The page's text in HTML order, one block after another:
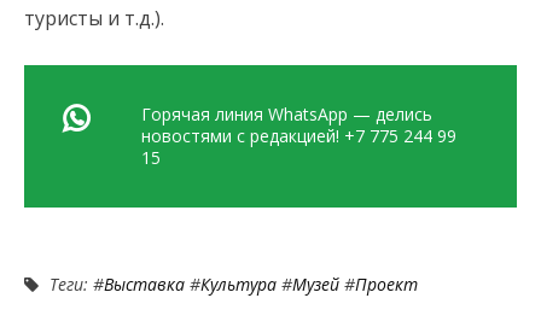
туристы и т.д.).
Горячая линия WhatsApp — делись
новостями с редакцией! +7 775 244 99
15
Теги: #Выставка #Культура #Музей #Проект